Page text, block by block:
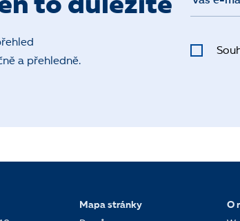
to důležité
a přehledně.
Mapa stránky O